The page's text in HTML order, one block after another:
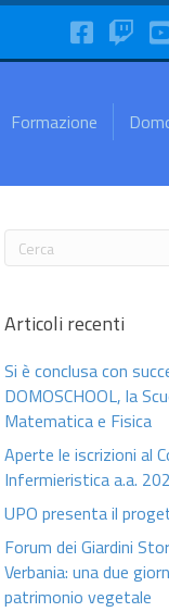
FaceBookTwitch
Formazione
Articoli recenti
Si è conclusa con
DOMOSCHOOL, la
Matematica e Fisica
Aperte le iscrizioni al
Infermieristica a.a.
UPO presenta il
Forum dei Giardini
Verbania: una due
patrimonio vegetale